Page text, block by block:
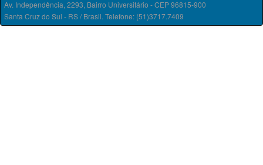
Av. Independência, 2293, Bairro Universitário - CEP 96815-900
Santa Cruz do Sul - RS / Brasil. Telefone: (51)3717.7409